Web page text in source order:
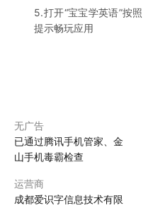
5.打开“宝宝学英语”按照
提示畅玩应用
无广告
已通过腾讯手机管家、金
山手机毒霸检查
运营商
成都爱识字信息技术有限